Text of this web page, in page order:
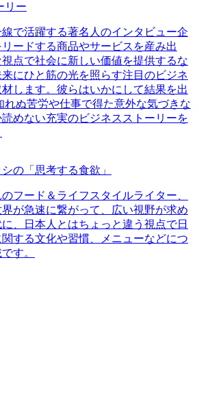
リー
で活躍する著名人のインタビュー企
ードする商品やサービスを産み出
点で社会に新しい価値を提供するな
にひと筋の光を照らす注目のビジネ
します。彼らはいかにして結果を出
れぬ苦労や仕事で得た意外な気づきな
めない充実のビジネスストーリーを
の「思考する食欲」
フード＆ライフスタイルライター、
が急速に繋がって、広い視野が求め
、日本人とはちょっと違う視点で日
する文化や習慣、メニューなどにつ
す。